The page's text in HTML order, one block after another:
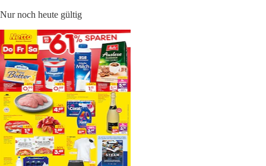
Nur noch heute gültig